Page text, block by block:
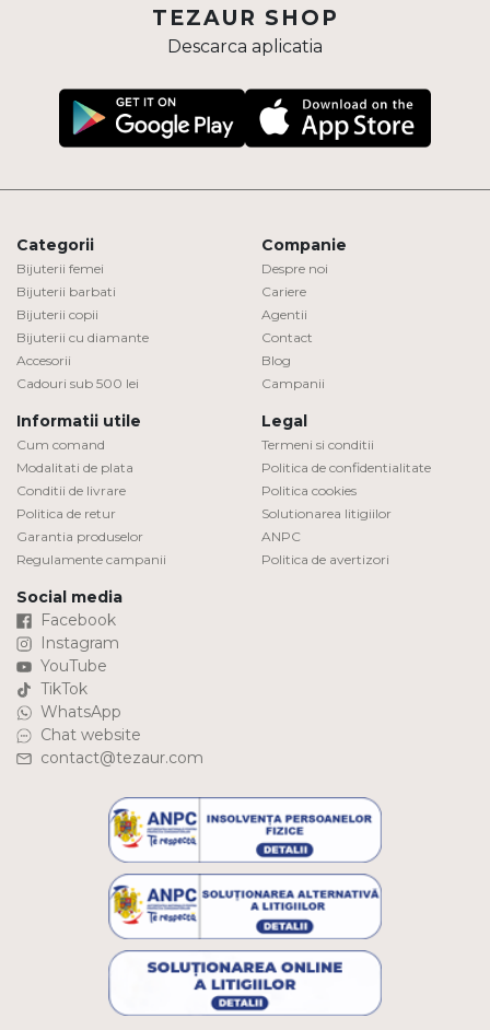
TEZAUR SHOP
Descarca aplicatia
Categorii
Bijuterii femei
Bijuterii barbati
Bijuterii copii
Bijuterii cu diamante
Accesorii
Cadouri sub 500 lei
Companie
Despre noi
Cariere
Agentii
Contact
Blog
Campanii
Informatii utile
Cum comand
Modalitati de plata
Conditii de livrare
Politica de retur
Garantia produselor
Regulamente campanii
Legal
Termeni si conditii
Politica de confidentialitate
Politica cookies
Solutionarea litigiilor
ANPC
Politica de avertizori
Social media
Facebook
Instagram
YouTube
TikTok
WhatsApp
Chat website
contact@tezaur.com